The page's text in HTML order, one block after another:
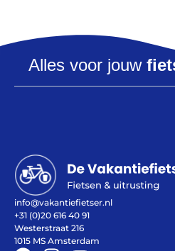
Paklijst
Bikepacking
Fiets in vliegtuig
Navigatie en USB
Cursussen en lezingen
Webshop
Alles voor jouw
info@vakantiefietser.nl
+31 (0)20 616 40 91
Westerstraat 216
1015 MS Amsterdam